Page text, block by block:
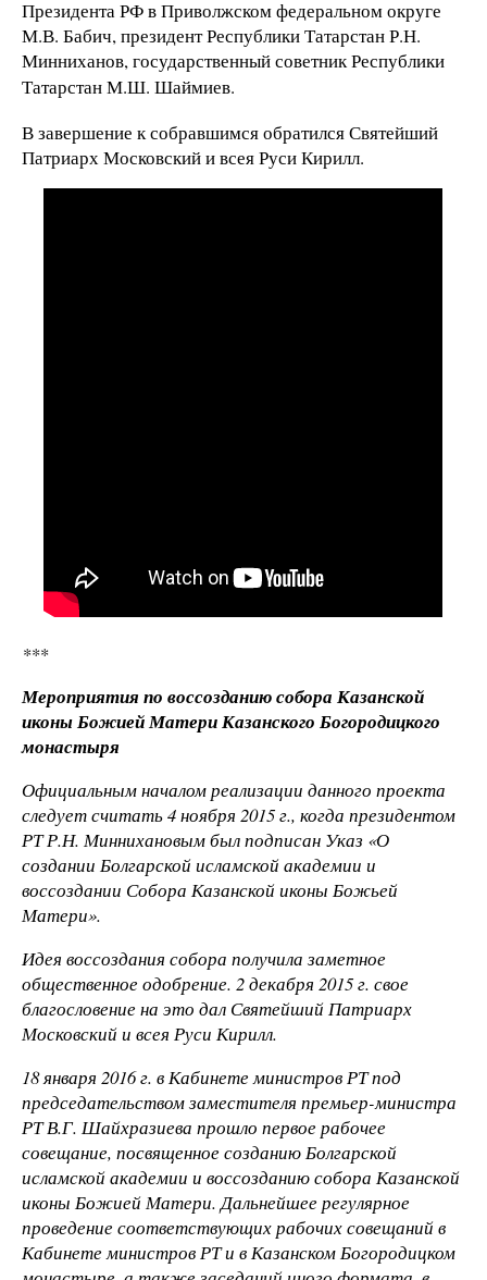
Президента РФ в Приволжском федеральном округе
М.В. Бабич, президент Республики Татарстан Р.Н.
Минниханов, государственный советник Республики
Татарстан М.Ш. Шаймиев.
В завершение к собравшимся обратился Святейший
Патриарх Московский и всея Руси Кирилл.
***
Мероприятия по воссозданию собора Казанской
иконы Божией Матери Казанского Богородицкого
монастыря
Официальным началом реализации данного проекта
следует считать 4 ноября 2015 г., когда президентом
РТ Р.Н. Миннихановым был подписан Указ «О
создании Болгарской исламской академии и
воссоздании Собора Казанской иконы Божьей
Матери».
Идея воссоздания собора получила заметное
общественное одобрение. 2 декабря 2015 г. свое
благословение на это дал Святейший Патриарх
Московский и всея Руси Кирилл.
18 января 2016 г. в Кабинете министров РТ под
председательством заместителя премьер-министра
РТ В.Г. Шайхразиева прошло первое рабочее
совещание, посвященное созданию Болгарской
исламской академии и воссозданию собора Казанской
иконы Божией Матери. Дальнейшее регулярное
проведение соответствующих рабочих совещаний в
Кабинете министров РТ и в Казанском Богородицком